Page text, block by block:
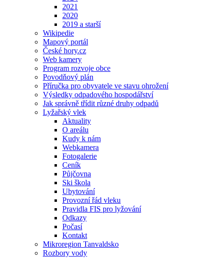
2021
2020
2019 a starší
Wikipedie
Mapový portál
České hory.cz
Web kamery
Program rozvoje obce
Povodňový plán
Příručka pro obyvatele ve stavu ohrožení
Výsledky odpadového hospodářství
Jak správně třídit různé druhy odpadů
Lyžařský vlek
Aktuality
O areálu
Kudy k nám
Webkamera
Fotogalerie
Ceník
Půjčovna
Ski škola
Ubytování
Provozní řád vleku
Pravidla FIS pro lyžování
Odkazy
Počasí
Kontakt
Mikroregion Tanvaldsko
Rozbory vody